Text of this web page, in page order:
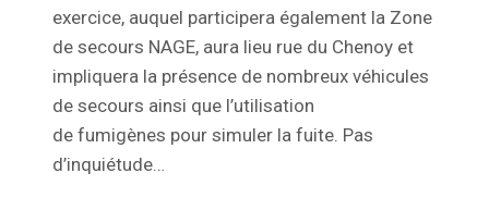
exercice, auquel participera également la Zone
de secours NAGE, aura lieu rue du Chenoy et
impliquera la présence de nombreux véhicules
de secours ainsi que l’utilisation
de fumigènes pour simuler la fuite. Pas
d’inquiétude…